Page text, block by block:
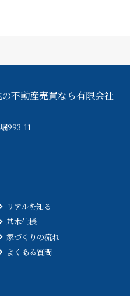
不動産売買なら有限会社
993-11
リアルを知る
基本仕様
家づくりの流れ
よくある質問